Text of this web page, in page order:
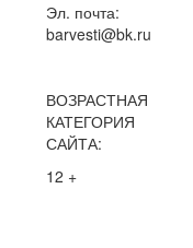
Эл. почта:
barvesti@bk.ru
ВОЗРАСТНАЯ
КАТЕГОРИЯ
САЙТА:
12 +